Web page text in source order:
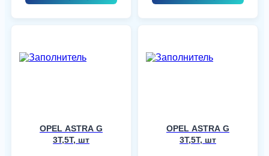
OPEL ASTRA G
3T,5T, шт
OPEL ASTRA G
3T,5T, шт